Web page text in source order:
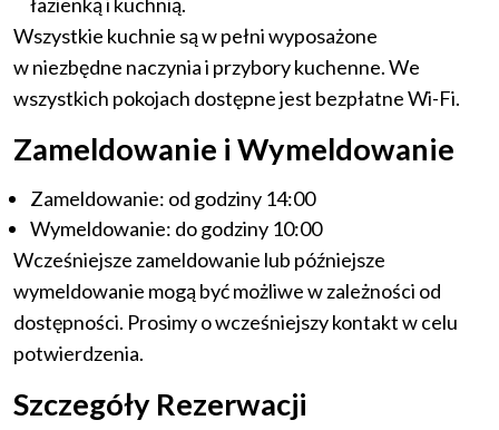
łazienką i kuchnią.
Wszystkie kuchnie są w pełni wyposażone
w niezbędne naczynia i przybory kuchenne. We
wszystkich pokojach dostępne jest bezpłatne Wi-Fi.
Zameldowanie i Wymeldowanie
Zameldowanie: od godziny 14:00
Wymeldowanie: do godziny 10:00
Wcześniejsze zameldowanie lub późniejsze
wymeldowanie mogą być możliwe w zależności od
dostępności. Prosimy o wcześniejszy kontakt w celu
potwierdzenia.
Szczegóły Rezerwacji